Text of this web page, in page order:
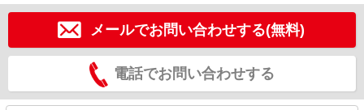
メールでお問い合わせする(無料)
電話でお問い合わせする